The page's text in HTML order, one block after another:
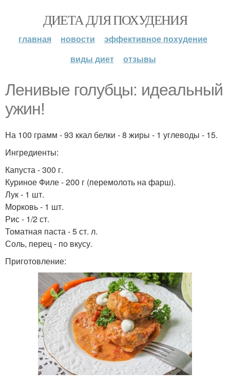
ДИЕТА ДЛЯ ПОХУДЕНИЯ
главная новости
эффективное похудение
виды диет
отзывы
Ленивые голубцы: идеальный
ужин!
На 100 грамм - 93 ккал белки - 8 жиры - 1 углеводы - 15.
Ингредиенты:
Капуста - 300 г.
Куриное Филе - 200 г (перемолоть на фарш).
Лук - 1 шт.
Морковь - 1 шт.
Рис - 1/2 ст.
Томатная паста - 5 ст. л.
Соль, перец - по вкусу.
Приготовление: